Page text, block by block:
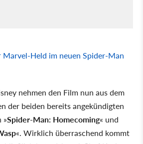
Marvel-Held im neuen Spider-Man
nehmen den Film nun aus dem
der beiden bereits angekündigten
»Spider-Man: Homecoming« und
«. Wirklich überraschend kommt